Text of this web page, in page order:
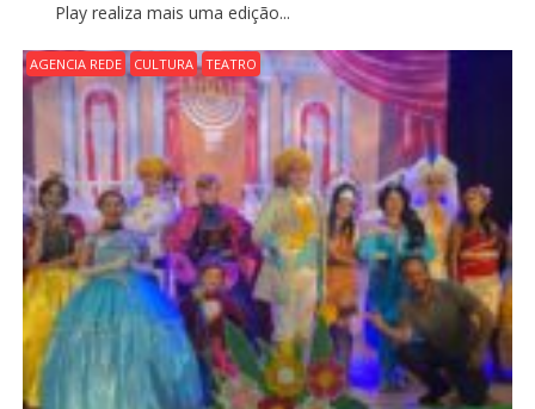
Play realiza mais uma edição...
AGENCIA REDE CULTURA TEATRO